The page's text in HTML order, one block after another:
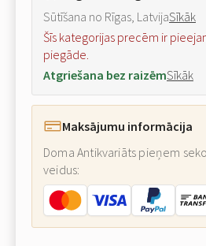
Sūtīšana no Rīgas, LatvijaSīkāk
Šīs kategorijas precēm ir
piegāde.
Atgriešana bez raizēmSīkāk
Maksājumu informācija
Doma Antikvariāts pieņem
veidus: